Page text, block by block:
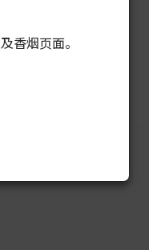
香烟页面。